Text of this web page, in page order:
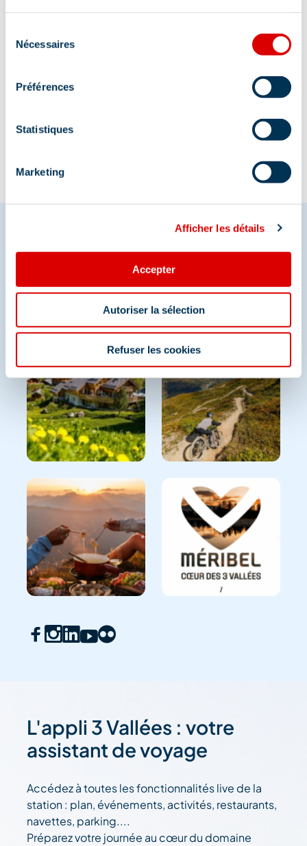
Nécessaires
Préférences
Statistiques
Marketing
Afficher les détails
Accepter
Autoriser la sélection
Refuser les cookies
Partagez vos moments à
Méribel
L'appli 3 Vallées : votre
assistant de voyage
Accédez à toutes les fonctionnalités live de la
station : plan, événements, activités, restaurants,
navettes, parking....
Préparez votre journée au cœur du domaine